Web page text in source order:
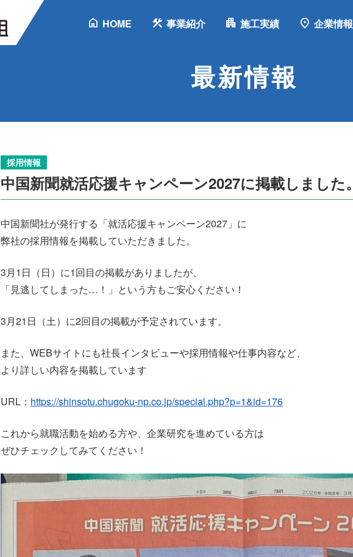
home HOME construction 事業紹介 apartment 施工実績 location_on 企業情報
最新情報
採用情報
中国新聞就活応援キャンペーン2027に掲載しました。
中国新聞社が発行する「就活応援キャンペーン2027」に
弊社の採用情報を掲載していただきました。
3月1日（日）に1回目の掲載がありましたが、
「見逃してしまった…！」という方もご安心ください！
3月21日（土）に2回目の掲載が予定されています。
また、WEBサイトにも社長インタビューや採用情報や仕事内容など、
より詳しい内容を掲載しています
URL： https://shinsotu.chugoku-np.co.jp/special.php?p=1&id=176
これから就職活動を始める方や、企業研究を進めている方は
ぜひチェックしてみてください！